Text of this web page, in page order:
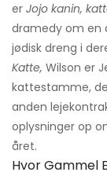
er Jojo kanin,
dramedy om en
jødisk dreng i
Katte, Wilson er
kattestamme,
anden
oplysninger op
året.
Hvor Gammel